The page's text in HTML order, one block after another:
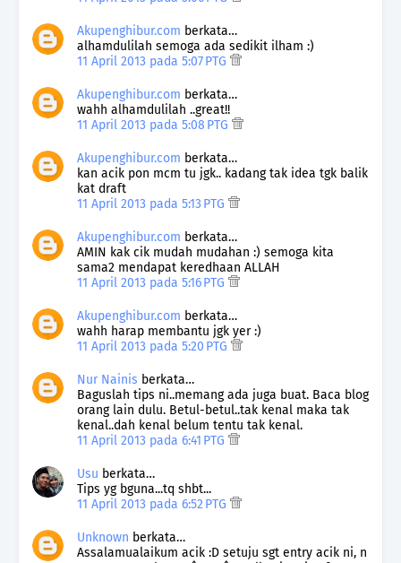
Akupenghibur.com berkata…
alhamdulilah semoga ada sedikit ilham :)
11 April 2013 pada 5:07 PTG
Akupenghibur.com berkata…
wahh alhamdulilah ..great!!
11 April 2013 pada 5:08 PTG
Akupenghibur.com berkata…
kan acik pon mcm tu jgk.. kadang tak idea tgk balik
kat draft
11 April 2013 pada 5:13 PTG
Akupenghibur.com berkata…
AMIN kak cik mudah mudahan :) semoga kita
sama2 mendapat keredhaan ALLAH
11 April 2013 pada 5:16 PTG
Akupenghibur.com berkata…
wahh harap membantu jgk yer :)
11 April 2013 pada 5:20 PTG
Nur Nainis berkata…
Baguslah tips ni..memang ada juga buat. Baca blog
orang lain dulu. Betul-betul..tak kenal maka tak
kenal..dah kenal belum tentu tak kenal.
11 April 2013 pada 6:41 PTG
Usu berkata…
Tips yg bguna...tq shbt...
11 April 2013 pada 6:52 PTG
Unknown berkata…
Assalamualaikum acik :D setuju sgt entry acik ni, n